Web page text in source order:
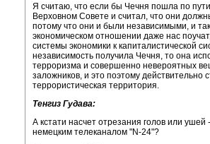
Я считаю, что если бы Чечня пошла по
Верховном Совете и считал, что они
потому что они и были независимыми, и
экономическом отношении даже нас
системы экономики к капиталистической
независимость получила Чечня, то она
терроризма и совершенно невероятных
заложников, и это поэтому действительно
террористическая территория.
Тенгиз Гудава:
А кстати насчет отрезания голов или
немецким телеканалом "N-24"?